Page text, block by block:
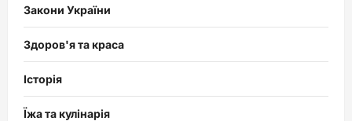
Закони України
Здоров'я та краса
Історія
Їжа та кулінарія